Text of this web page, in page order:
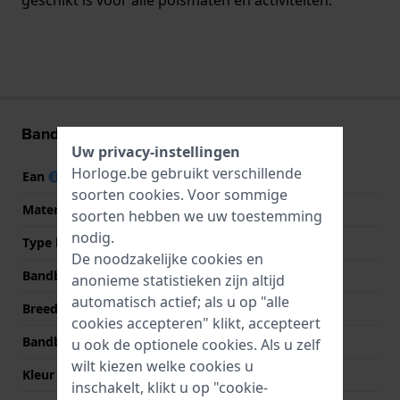
Band informatie
Ean
9008678034458
Materiaal Band
Textiel
Type band
Bandbreedte
12 mm
Breedte bandaanzet
12 mm
Bandbreedte bij sluiting
12 mm
Kleur Band
Zwart
Uw privacy-instellingen
Horloge.be gebruikt verschillende
soorten cookies. Voor sommige
soorten hebben we uw toestemming
nodig.
De noodzakelijke cookies en
anonieme statistieken zijn altijd
automatisch actief; als u op "alle
cookies accepteren" klikt, accepteert
u ook de optionele cookies. Als u zelf
wilt kiezen welke cookies u
inschakelt, klikt u op "cookie-